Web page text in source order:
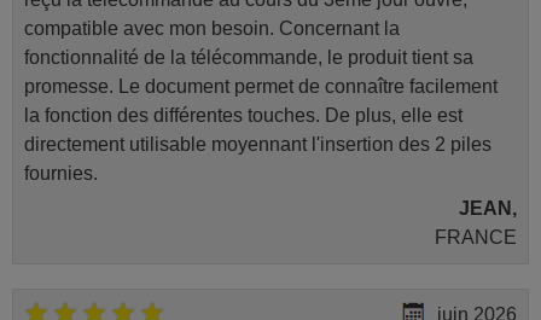
compatible avec mon besoin. Concernant la
fonctionnalité de la télécommande, le produit tient sa
promesse. Le document permet de connaître facilement
la fonction des différentes touches. De plus, elle est
directement utilisable moyennant l'insertion des 2 piles
fournies.
JEAN,
FRANCE
juin 2026